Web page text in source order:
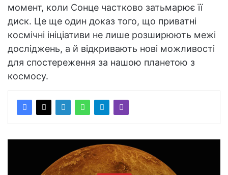
момент, коли Сонце частково затьмарює її
диск. Це ще один доказ того, що приватні
космічні ініціативи не лише розширюють межі
досліджень, а й відкривають нові можливості
для спостереження за нашою планетою з
космосу.